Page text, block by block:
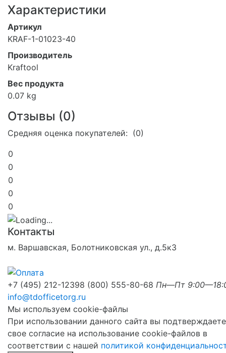
Характеристики
Артикул
KRAF-1-01023-40
Производитель
Kraftool
Вес продукта
0.07 kg
Отзывы (0)
Средняя оценка покупателей: (0)
0
0
0
0
0
Контакты
м. Варшавская, Болотниковская ул., д.5к3
+7 (495) 212-12398 (800) 555-80-68 Пн—Пт
info@tdofficetorg.ru
Мы используем cookie-файлы
При использовании данного сайта вы подтверждаете
свое согласие на использование cookie-файлов в
соответствии с нашей политикой